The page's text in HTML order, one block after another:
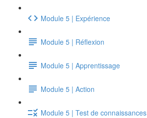
Module 5 | Expérience
Module 5 | Réflexion
Module 5 | Apprentissage
Module 5 | Action
Module 5 | Test de connaissances